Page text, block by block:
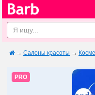
→ Салоны красоты →
PRO